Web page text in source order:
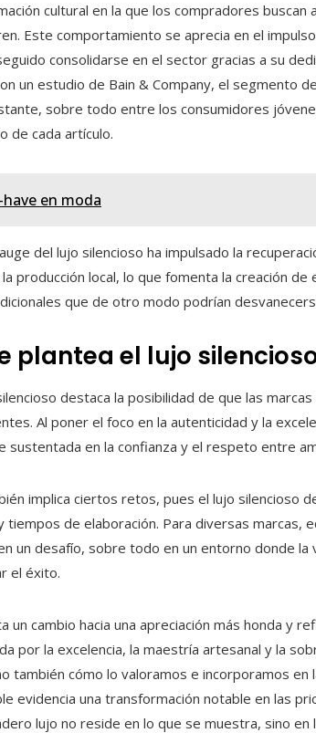
cultural en la que los compradores buscan
Este comportamiento se aprecia en el
consolidarse en el sector gracias a su
un estudio de Bain & Company, el segmento
sobre todo entre los consumidores
de cada artículo.
en moda
del lujo silencioso ha impulsado la
producción local, lo que fomenta la creación de
que de otro modo podrían
plantea el lujo
destaca la posibilidad de que las marcas
Al poner el foco en la autenticidad y la
sustentada en la confianza y el respeto entre
implica ciertos retos, pues el lujo silencioso
de elaboración. Para diversas marcas,
un desafío, sobre todo en un entorno donde la
el éxito.
un cambio hacia una apreciación más honda y
por la excelencia, la maestría artesanal y la
también cómo lo valoramos e incorporamos en
evidencia una transformación notable en las
lujo no reside en lo que se muestra, sino en